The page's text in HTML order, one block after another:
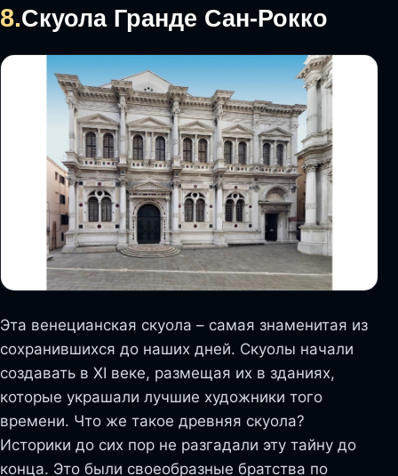
8.Скуола Гранде Сан-Рокко
Эта венецианская скуола – самая знаменитая из
сохранившихся до наших дней. Скуолы начали
создавать в XI веке, размещая их в зданиях,
которые украшали лучшие художники того
времени. Что же такое древняя скуола?
Историки до сих пор не разгадали эту тайну до
конца. Это были своеобразные братства по